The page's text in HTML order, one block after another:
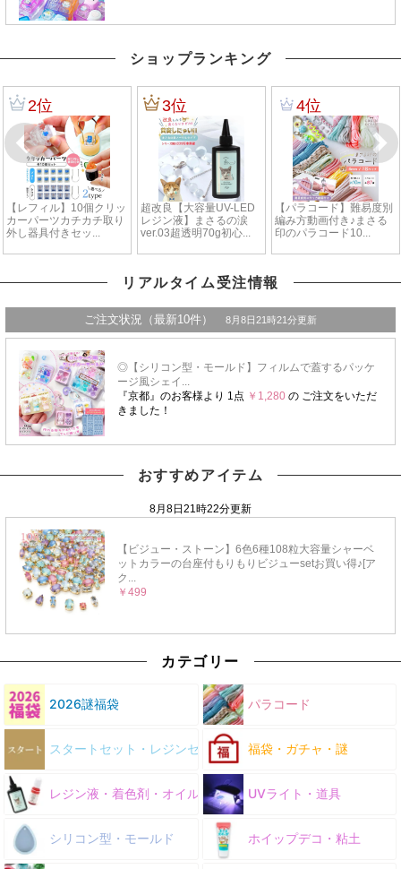
ショップランキング
リアルタイム受注情報
おすすめアイテム
カテゴリー
2026謎福袋 パラコード
スタートセット・レジンセット 福袋・ガチャ・謎
レジン液・着色剤・オイル UVライト・道具
シリコン型・モールド ホイップデコ・粘土